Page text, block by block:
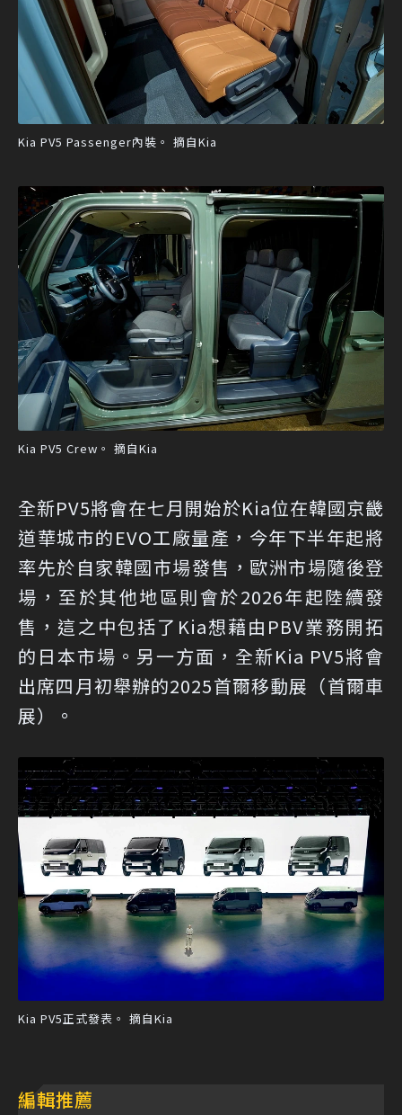
Kia PV5 Passenger內裝。 摘自Kia
Kia PV5 Crew。 摘自Kia
全新PV5將會在七月開始於Kia位在韓國京畿
道華城市的EVO工廠量產，今年下半年起將
率先於自家韓國市場發售，歐洲市場隨後登
場，至於其他地區則會於2026年起陸續發
售，這之中包括了Kia想藉由PBV業務開拓
的日本市場。另一方面，全新Kia PV5將會
出席四月初舉辦的2025首爾移動展（首爾車
展）。
Kia PV5正式發表。 摘自Kia
編輯推薦